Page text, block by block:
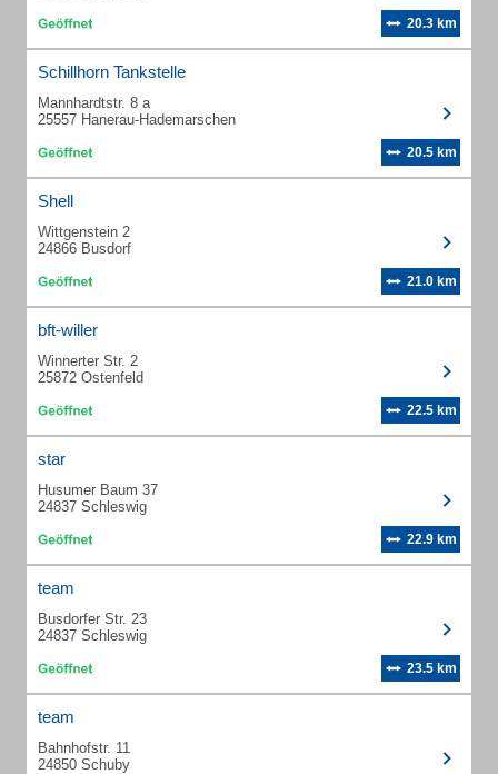
20.3 km
Schillhorn Tankstelle
Mannhardtstr. 8 a
25557 Hanerau-Hademarschen
20.5 km
Shell
Wittgenstein 2
24866 Busdorf
21.0 km
bft-willer
Winnerter Str. 2
25872 Ostenfeld
22.5 km
star
Husumer Baum 37
24837 Schleswig
22.9 km
team
Busdorfer Str. 23
24837 Schleswig
23.5 km
team
Bahnhofstr. 11
24850 Schuby